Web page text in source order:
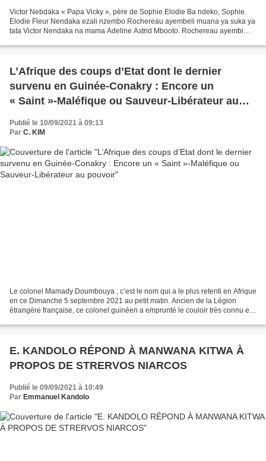
Victor Nebdaka « Papa Vicky », père de Sophie Elodie Ba ndeko, Sophie
Elodie Fleur Nendaka ezali nzembo Rochereau ayembeli muana ya suka ya
tata Victor Nendaka na mama Adeline Astrid Mbooto. Rochereau ayembi
L’Afrique des coups d’Etat dont le dernier
survenu en Guinée-Conakry : Encore un
« Saint »-Maléfique ou Sauveur-Libérateur au
pouvoir
Publié le 10/09/2021 à 09:13
Par C. KIM
Le colonel Mamady Doumbouya , c’est le nom qui a le plus retenti en Afrique
en ce Dimanche 5 septembre 2021 au petit matin. Ancien de la Légion
étrangère française, ce colonel guinéen a emprunté le couloir très connu en
E. KANDOLO RÉPOND À MANWANA KITWA À
PROPOS DE STRERVOS NIARCOS
Publié le 09/09/2021 à 10:49
Par Emmanuel Kandolo